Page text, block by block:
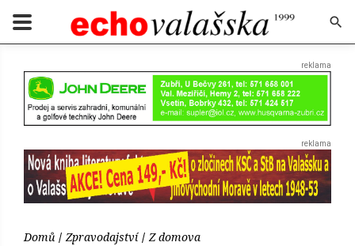
Domů Zpravodajství
Z domova